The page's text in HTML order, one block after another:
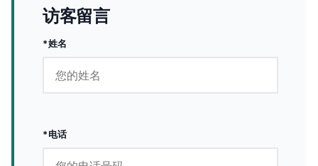
访客留言
*姓名
*电话